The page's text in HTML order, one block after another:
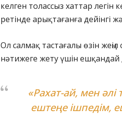
келген толассыз хаттар легін
ретінде арықтағанға дейінгі
Ол салмақ тастағалы өзін
нәтижеге жету үшін ешқандай
«Рахат-ай, мен
ештеңе ішпедім,